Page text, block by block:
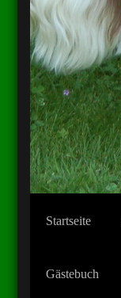
Startseite
Gästebuch